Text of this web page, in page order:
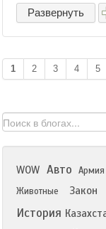
Развернуть
1 2 3 4 5
WOW Авто Армия
Животные
Закон
История